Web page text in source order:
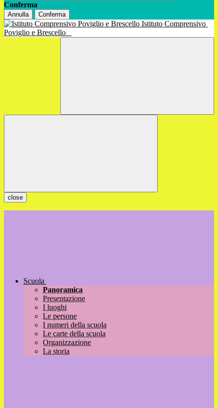
Conferma
Annulla Conferma
Istituto Comprensivo
Poviglio e Brescello
close
Scuola
Panoramica
Presentazione
I luoghi
Le persone
I numeri della scuola
Le carte della scuola
Organizzazione
La storia